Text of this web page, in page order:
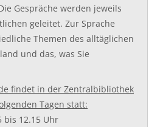
Gespräche werden jeweils
geleitet. Zur Sprache
Themen des alltäglichen
und das, was Sie
findet in der Zentralbibliothek
Tagen statt:
bis 12.15 Uhr